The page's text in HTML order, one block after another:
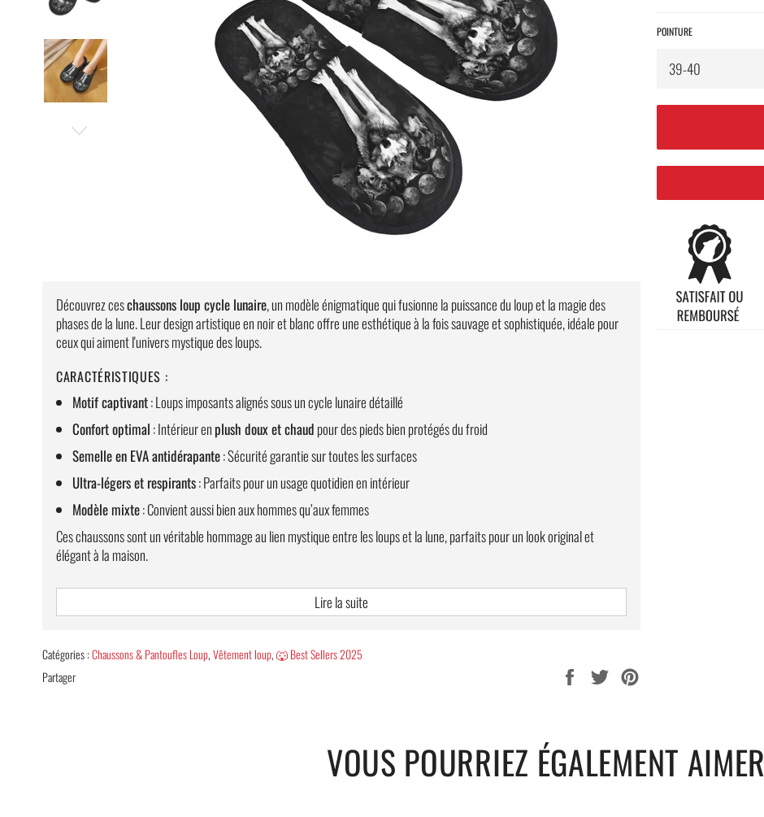
Découvrez ceschaussons loup cycle lunaire, un modèle énigmatique qui fusionne la puissance du loup et la magie des
phases de la lune. Leur design artistique en noir et blanc offre une esthétique à la fois sauvage et sophistiquée, idéale pour
ceux qui aiment l'univers mystique des loups.
CARACTÉRISTIQUES :
Motif captivant: Loups imposants alignés sous un cycle lunaire détaillé
Confort optimal : Intérieur en plush doux et chaud pour des pieds bien protégés du froid
Semelle en EVA antidérapante: Sécurité garantie sur toutes les surfaces
Ultra-légers et respirants: Parfaits pour un usage quotidien en intérieur
Modèle mixte: Convient aussi bien aux hommes qu’aux femmes
Ces chaussons sont un véritable hommage au lien mystique entre les loups et la lune, parfaits pour un look original et
élégant à la maison.
📦Livraison standard offerte
Lire la suite
Catégories :Chaussons & Pantoufles Loup,Vêtement loup,🐺 Best Sellers 2025
Partager
Partager Tweeter
POINTURE
VOUS POURRIEZ ÉGALEMENT AIMER